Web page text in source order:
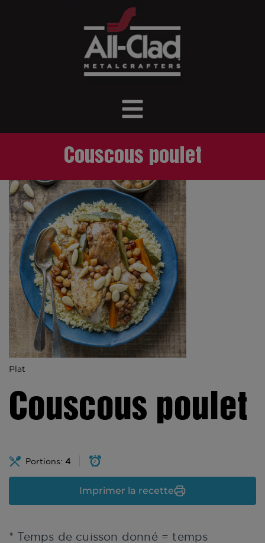
Couscous poulet
Plat
Couscous poulet
Portions: 4
Imprimer la recette
* Temps de cuisson donné = temps